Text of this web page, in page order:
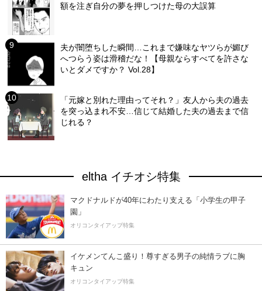
額を注ぎ自分の夢を押しつけた母の大誤算
夫が闇堕ちした瞬間…これまで嫌味なヤツらが媚び
へつらう姿は滑稽だな！【母親ならすべてを許さな
いとダメですか？ Vol.28】
「元嫁と別れた理由ってそれ？」友人から夫の過去
を突っ込まれ不安…信じて結婚した夫の過去まで信
じれる？
eltha イチオシ特集
マクドナルドが40年にわたり支える「小学生の甲子
園」
オリコンタイアップ特集
イケメンてんこ盛り！尊すぎる男子の純情ラブに胸
キュン
オリコンタイアップ特集